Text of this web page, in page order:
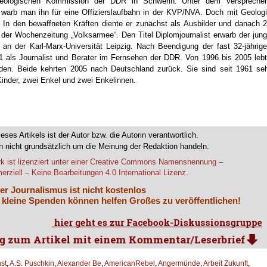
man ihn für eine Offizierslaufbahn in der KVP/NVA. Doch mit
den bewaffneten Kräften diente er zunächst als Ausbilder und danach
Wochenzeitung „Volksarmee“. Den Titel Diplomjournalist erwarb der
der Karl-Marx-Universität Leipzig. Nach Beendigung der fast 32-
als Journalist und Berater im Fernsehen der DDR. Von 1996 bis 2005
Beide kehrten 2005 nach Deutschland zurück. Sie sind seit 1961
zwei Enkel und zwei Enkelinnen.
Artikels ist der Autor bzw. die Autorin verantwortlich.
nicht grundsätzlich um die Meinung der Redaktion handeln.
ist lizenziert unter einer Creative Commons Namensnennung –
– Keine Bearbeitungen 4.0 International Lizenz.
Journalismus ist nicht kostenlos
Spenden können helfen Großes zu veröffentlichen!
,A.S. Puschkin,Alexander Be,AmericanRebel ,Angermünde,Arbeit Zukunft,